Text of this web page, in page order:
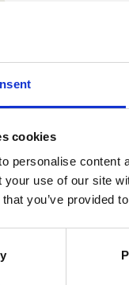
cookies
personalise content
your use of our site
you’ve provided